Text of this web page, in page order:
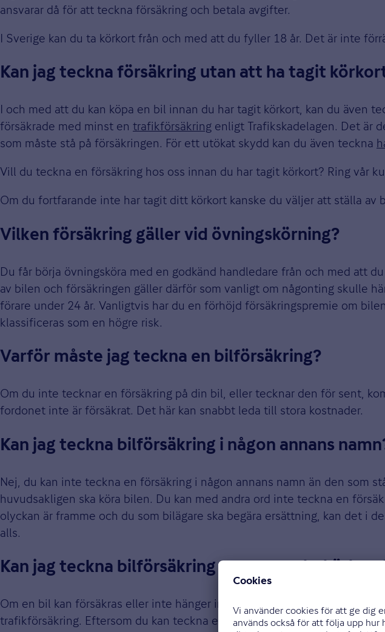
ansvarar då för att teckna försäkring och betala avgifter.
I Sverige kan du ta körkort från och med att du fyller 18 år. Det är inte
Kan jag teckna försäkring utan att ha tagit
I och med att du kan köpa en bil innan du har tagit körkort, kan du även
försäkrade med minst en trafikförsäkring enligt Trafikskadelagen. Det är
som måste stå på försäkringen. För ett utökat skydd kan du även teckna
Vill du teckna en försäkring hos oss innan du har tagit körkort? Ring vår
Om du fortfarande inte har tagit ditt körkort kanske du väljer att ställa
Vilken försäkring gäller vid övningskörning?
Du får börja övningsköra med en godkänd handledare från och med att
av bilen och försäkringen gäller därför som vanligt om någonting skulle
förare under 24 år. Vanligtvis har du en förhöjd försäkringspremie om
klassificeras som en högre risk.
Varför måste jag teckna en bilförsäkring?
Om du inte tecknar en försäkring på din bil, eller tecknar den för sent,
fordonet inte är försäkrat. Det här kan snabbt leda till stora kostnader.
Kan jag teckna bilförsäkring i någon annans
Nej, du kan inte teckna en försäkring i någon annans namn än den som
huvudsakligen ska köra bilen. Du kan med andra ord inte teckna en
olyckan är framme och du som bilägare ska begära ersättning, kan det i
alls.
Kan jag teckna bilförsäkring utan svenskt körkort?
Om en bil kan försäkras eller inte hänger inte på körkortet. Alla bilar som
trafikförsäkring. Eftersom du kan teckna en försäkring utan att ha